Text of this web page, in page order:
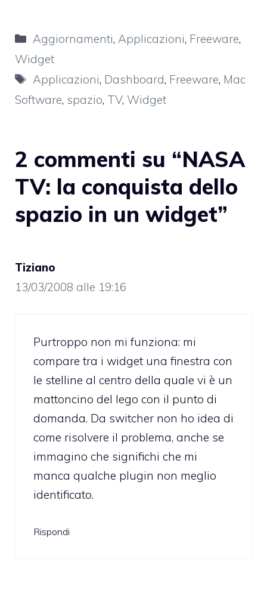
Categorie
Aggiornamenti, Applicazioni, Freeware,
Widget
Tag
Applicazioni, Dashboard, Freeware, Mac
Software, spazio, TV, Widget
2 commenti su “NASA
TV: la conquista dello
spazio in un widget”
Tiziano
13/03/2008 alle 19:16
Purtroppo non mi funziona: mi
compare tra i widget una finestra con
le stelline al centro della quale vi è un
mattoncino del lego con il punto di
domanda. Da switcher non ho idea di
come risolvere il problema, anche se
immagino che significhi che mi
manca qualche plugin non meglio
identificato.
Rispondi